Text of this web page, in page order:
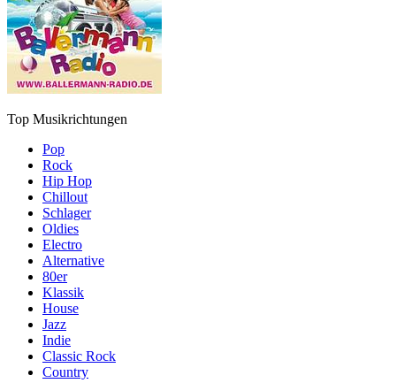
Top Musikrichtungen
Pop
Rock
Hip Hop
Chillout
Schlager
Oldies
Electro
Alternative
80er
Klassik
House
Jazz
Indie
Classic Rock
Country